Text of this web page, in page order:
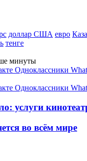
доллар США евро
тенге
минуты
Одноклассники
Одноклассники
услуги
во всём мире